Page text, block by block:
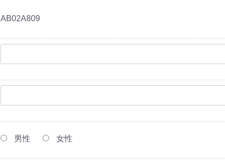
AB02A809
男性 女性